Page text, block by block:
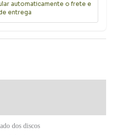
automaticamente o frete e
entrega
dos discos